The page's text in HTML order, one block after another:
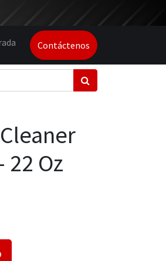
Contáctenos
22 Oz